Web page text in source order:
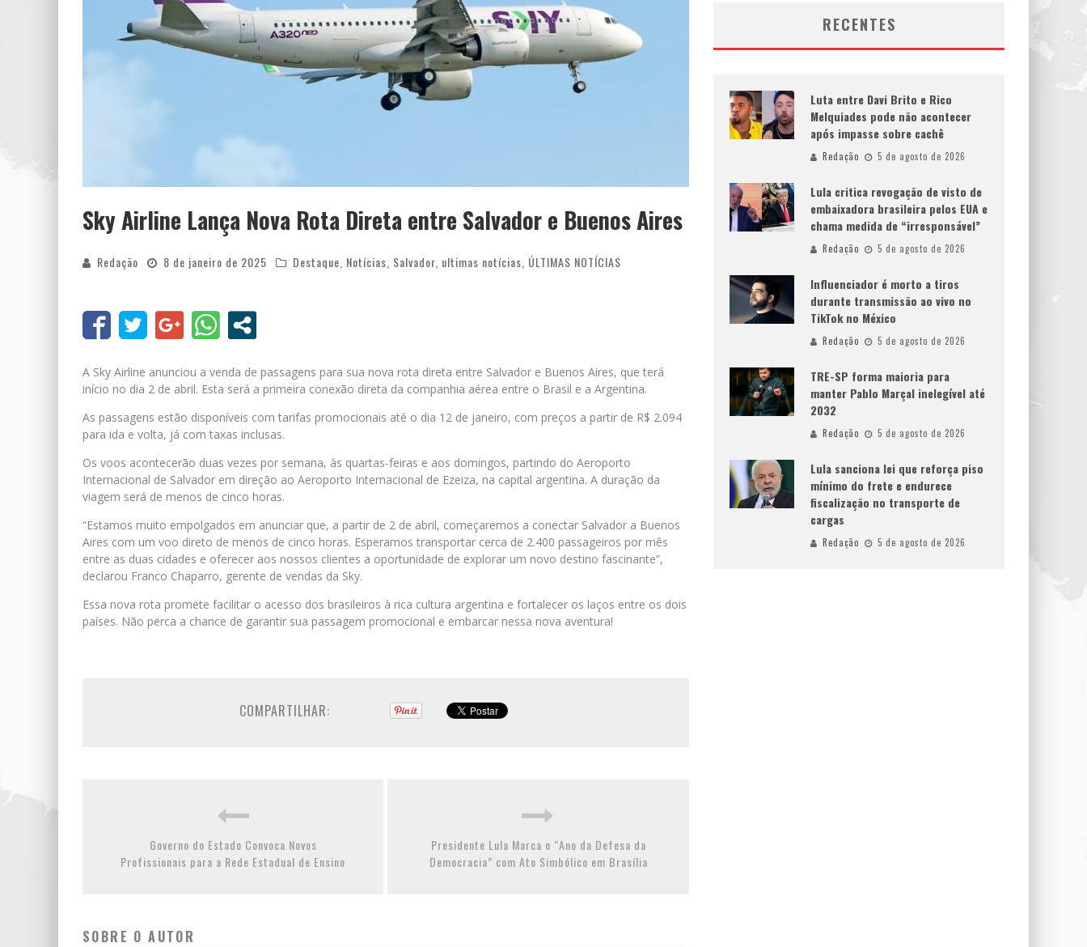
Sky Airline Lança Nova Rota Direta entre Salvador e Buenos Aires
Redação 8 de janeiro de 2025 Destaque Notícias Salvador ultimas notícias ÚLTIMAS NOTÍCIAS
A Sky Airline anunciou a venda de passagens para sua nova rota direta entre Salvador e Buenos Aires, que terá
início no dia 2 de abril. Esta será a primeira conexão direta da companhia aérea entre o Brasil e a Argentina.
As passagens estão disponíveis com tarifas promocionais até o dia 12 de janeiro, com preços a partir de R$ 2.094
para ida e volta, já com taxas inclusas.
Os voos acontecerão duas vezes por semana, às quartas-feiras e aos domingos, partindo do Aeroporto
Internacional de Salvador em direção ao Aeroporto Internacional de Ezeiza, na capital argentina. A duração da
viagem será de menos de cinco horas.
“Estamos muito empolgados em anunciar que, a partir de 2 de abril, começaremos a conectar Salvador a Buenos
Aires com um voo direto de menos de cinco horas. Esperamos transportar cerca de 2.400 passageiros por mês
entre as duas cidades e oferecer aos nossos clientes a oportunidade de explorar um novo destino fascinante”,
declarou Franco Chaparro, gerente de vendas da Sky.
Essa nova rota promete facilitar o acesso dos brasileiros à rica cultura argentina e fortalecer os laços entre os dois
países. Não perca a chance de garantir sua passagem promocional e embarcar nessa nova aventura!
COMPARTILHAR:
Governo do Estado Convoca Novos
Profissionais para a Rede Estadual de Ensino
Presidente Lula Marca o “Ano da Defesa da
Democracia” com Ato Simbólico em Brasília
SOBRE O AUTOR
RECENTES
Luta entre Davi Brito e Rico
Melquiades pode não acontecer
após impasse sobre cachê
Redação 5 de agosto de 2026
Lula critica revogação de visto de
embaixadora brasileira pelos EUA e
chama medida de “irresponsável”
Redação 5 de agosto de 2026
Influenciador é morto a tiros
durante transmissão ao vivo no
TikTok no México
Redação 5 de agosto de 2026
TRE-SP forma maioria para
manter Pablo Marçal inelegível até
2032
Redação 5 de agosto de 2026
Lula sanciona lei que reforça piso
mínimo do frete e endurece
fiscalização no transporte de
cargas
Redação 5 de agosto de 2026